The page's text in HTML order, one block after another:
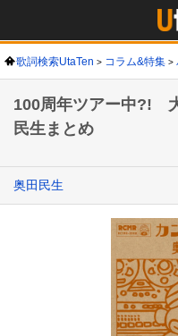
歌詞検索UtaTen コラム&特集
100周年ツアー中?!
民生まとめ
奥田民生